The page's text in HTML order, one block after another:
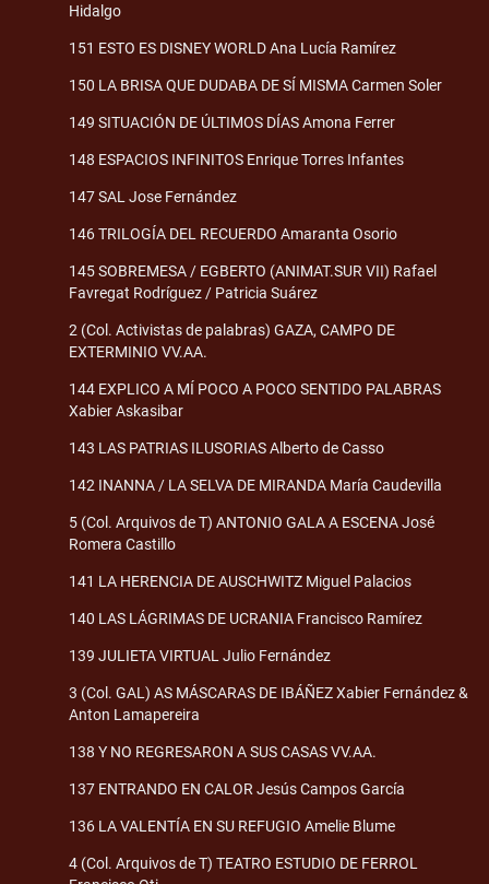
Hidalgo
151 ESTO ES DISNEY WORLD Ana Lucía Ramírez
150 LA BRISA QUE DUDABA DE SÍ MISMA Carmen Soler
149 SITUACIÓN DE ÚLTIMOS DÍAS Amona Ferrer
148 ESPACIOS INFINITOS Enrique Torres Infantes
147 SAL Jose Fernández
146 TRILOGÍA DEL RECUERDO Amaranta Osorio
145 SOBREMESA / EGBERTO (ANIMAT.SUR VII) Rafael
Favregat Rodríguez / Patricia Suárez
2 (Col. Activistas de palabras) GAZA, CAMPO DE
EXTERMINIO VV.AA.
144 EXPLICO A MÍ POCO A POCO SENTIDO PALABRAS
Xabier Askasibar
143 LAS PATRIAS ILUSORIAS Alberto de Casso
142 INANNA / LA SELVA DE MIRANDA María Caudevilla
5 (Col. Arquivos de T) ANTONIO GALA A ESCENA José
Romera Castillo
141 LA HERENCIA DE AUSCHWITZ Miguel Palacios
140 LAS LÁGRIMAS DE UCRANIA Francisco Ramírez
139 JULIETA VIRTUAL Julio Fernández
3 (Col. GAL) AS MÁSCARAS DE IBÁÑEZ Xabier Fernández &
Anton Lamapereira
138 Y NO REGRESARON A SUS CASAS VV.AA.
137 ENTRANDO EN CALOR Jesús Campos García
136 LA VALENTÍA EN SU REFUGIO Amelie Blume
4 (Col. Arquivos de T) TEATRO ESTUDIO DE FERROL